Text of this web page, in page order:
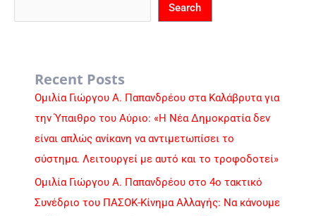
Search
Recent Posts
Ομιλία Γιώργου Α. Παπανδρέου στα Καλάβρυτα για
την Ύπαιθρο του Αύριο: «Η Νέα Δημοκρατία δεν
είναι απλώς ανίκανη να αντιμετωπίσει το
σύστημα. Λειτουργεί με αυτό και το τροφοδοτεί»
Ομιλία Γιώργου Α. Παπανδρέου στο 4ο τακτικό
Συνέδριο του ΠΑΣΟΚ-Κίνημα Αλλαγής: Να κάνουμε